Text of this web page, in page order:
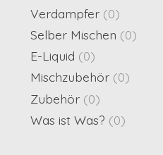
Verdampfer (0)
Selber Mischen (0)
E-Liquid (0)
Mischzubehör (0)
Zubehör (0)
Was ist Was? (0)